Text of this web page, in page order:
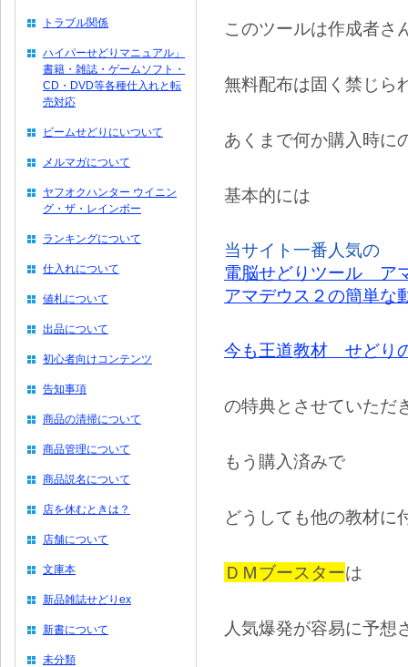
このツールは作成者さ
無料配布は固く禁じら
あくまで何か購入時に
基本的には
当サイト一番人気の
電脳せどりツール ア
アマデウス２の簡単な
今も王道教材 せどり
の特典とさせていただ
もう購入済みで
どうしても他の教材に
ＤＭブースターは
人気爆発が容易に予想
トラブル関係
ハイパーせどりマニュアル」
書籍・雑誌・ゲームソフト・
CD・DVD等各種仕入れと転
売対応
ビームせどりにいついて
メルマガについて
ヤフオクハンター ウイニン
グ・ザ・レインボー
ランキングについて
仕入れについて
値札について
出品について
初心者向けコンテンツ
告知事項
商品の清掃について
商品管理について
商品説名について
店を休むときは？
店舗について
文庫本
新品雑誌せどりex
新書について
未分類